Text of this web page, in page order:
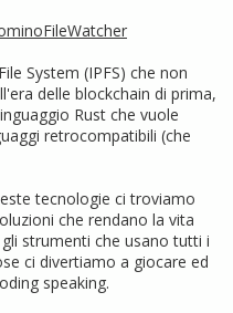
System (IPFS) che non
delle blockchain di prima,
Rust che vuole
retrocompatibili (che
tecnologie ci troviamo
che rendano la vita
strumenti che usano tutti i
ci divertiamo a giocare ed
speaking.